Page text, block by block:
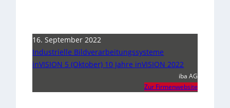
16. September 2022
Industrielle Bildverarbeitungssysteme
inVISION 5 (Oktober) 10 Jahre inVISION 2022
iba AG
Zur Firmenwebsite